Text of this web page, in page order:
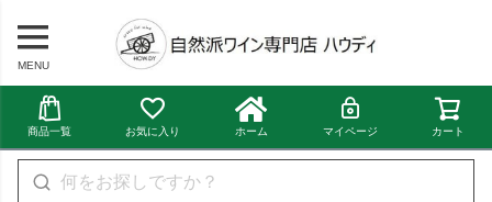
MENU
商品一覧 お気に入り ホーム マイページ カート